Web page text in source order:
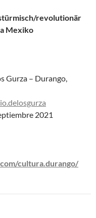
revolutionär
Mexiko
Gurza – Durango,
2021
cultura.durango/